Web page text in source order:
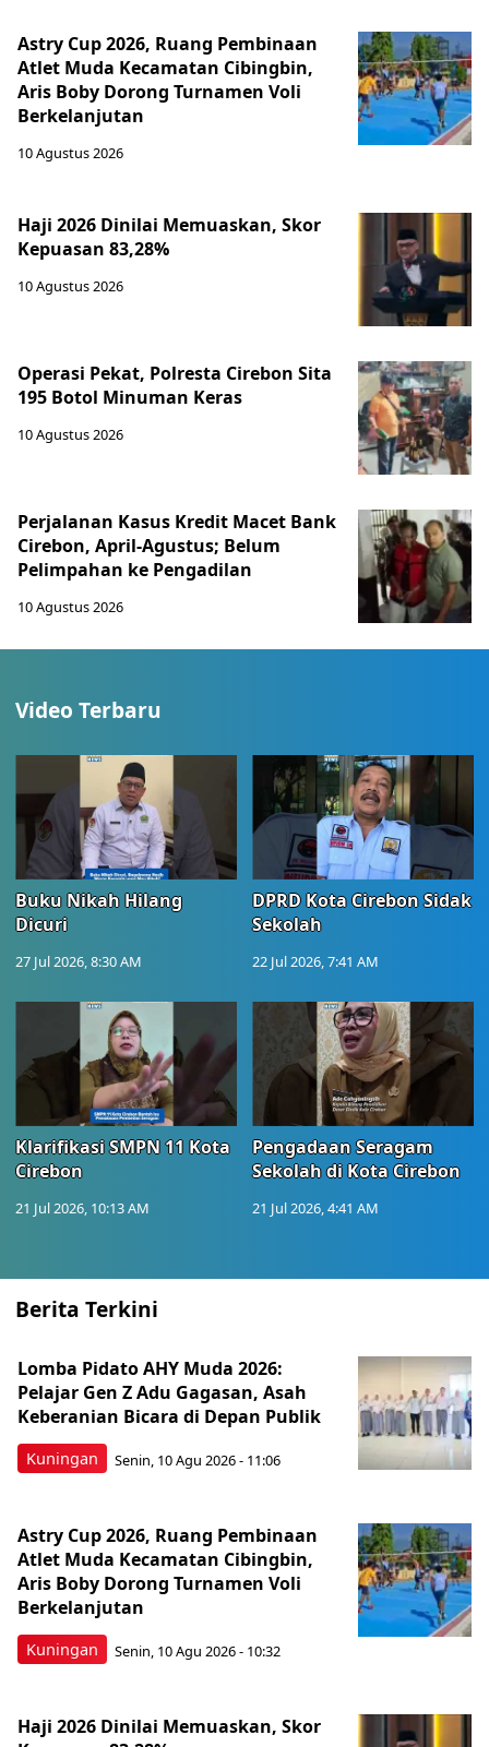
Astry Cup 2026, Ruang Pembinaan
Atlet Muda Kecamatan Cibingbin,
Aris Boby Dorong Turnamen Voli
Berkelanjutan
10 Agustus 2026
Haji 2026 Dinilai Memuaskan, Skor
Kepuasan 83,28%
10 Agustus 2026
Operasi Pekat, Polresta Cirebon Sita
195 Botol Minuman Keras
10 Agustus 2026
Perjalanan Kasus Kredit Macet Bank
Cirebon, April-Agustus; Belum
Pelimpahan ke Pengadilan
10 Agustus 2026
Video Terbaru
Buku Nikah Hilang
Dicuri
27 Jul 2026, 8:30 AM
DPRD Kota Cirebon Sidak
Sekolah
22 Jul 2026, 7:41 AM
Klarifikasi SMPN 11 Kota
Cirebon
21 Jul 2026, 10:13 AM
Pengadaan Seragam
Sekolah di Kota Cirebon
21 Jul 2026, 4:41 AM
Berita Terkini
Kuningan
Lomba Pidato AHY Muda 2026:
Pelajar Gen Z Adu Gagasan, Asah
Keberanian Bicara di Depan Publik
Senin, 10 Agu 2026 - 11:06
Kuningan
Astry Cup 2026, Ruang Pembinaan
Atlet Muda Kecamatan Cibingbin,
Aris Boby Dorong Turnamen Voli
Berkelanjutan
Senin, 10 Agu 2026 - 10:32
Haji 2026 Dinilai Memuaskan, Skor